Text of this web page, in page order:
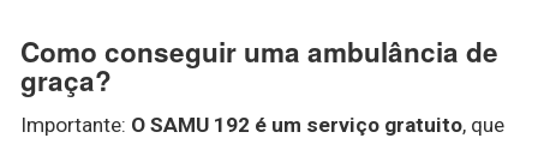
Como conseguir uma ambulância de
graça?
Importante: O SAMU 192 é um serviço gratuito, que